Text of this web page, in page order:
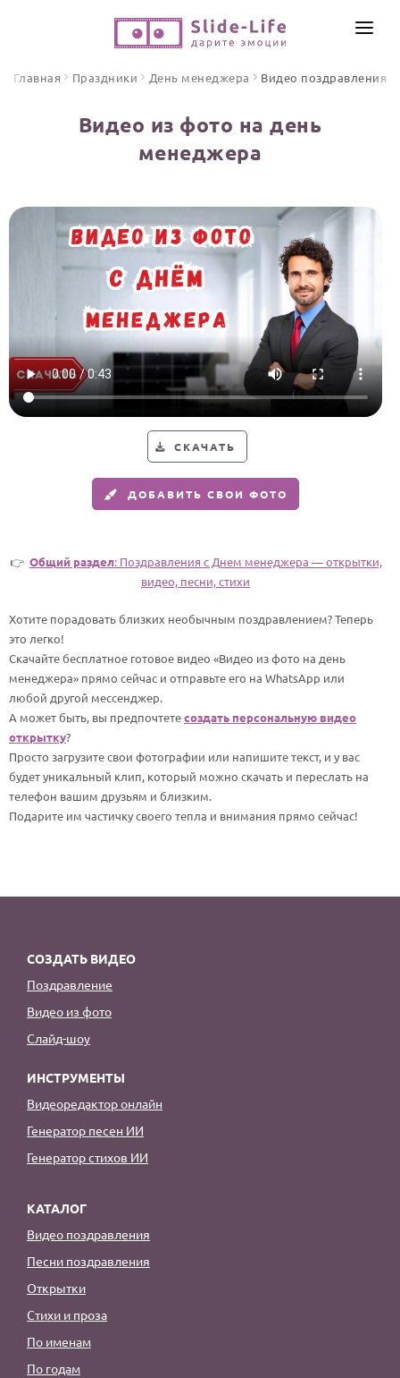
Песни поздравления
Открытки
Стихи и тексты
ПРАЗДНИКИ
С Днем рождения
Юбилей
Свадьба
Годовщина свадьбы
Календарь праздников
Мужчине
Папе
Детям
Все родственники
ПЕРСОНАЛЬНЫЕ
Пожелания
По именам
ИНСТРУМЕНТЫ
Главная Праздники День менеджера Видео поздравления
Видео из фото на день
менеджера
СКАЧАТЬ
ДОБАВИТЬ СВОИ ФОТО
👉 Общий раздел: Поздравления с Днем менеджера — открытки,
видео, песни, стихи
Хотите порадовать близких необычным поздравлением? Теперь
это легко!
Скачайте бесплатное готовое видео «Видео из фото на день
менеджера» прямо сейчас и отправьте его на WhatsApp или
любой другой мессенджер.
А может быть, вы предпочтетесоздать персональную видео
открытку?
Просто загрузите свои фотографии или напишите текст, и у вас
будет уникальный клип, который можно скачать и переслать на
телефон вашим друзьям и близким.
Подарите им частичку своего тепла и внимания прямо сейчас!
СОЗДАТЬ ВИДЕО
Поздравление
Видео из фото
Слайд-шоу
ИНСТРУМЕНТЫ
Видеоредактор онлайн
Генератор песен ИИ
Генератор стихов ИИ
КАТАЛОГ
Видео поздравления
Песни поздравления
Открытки
Стихи и проза
По именам
По годам